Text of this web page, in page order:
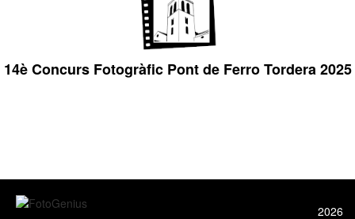
14è Concurs Fotogràfic Pont de Ferro Tordera 2025
2026